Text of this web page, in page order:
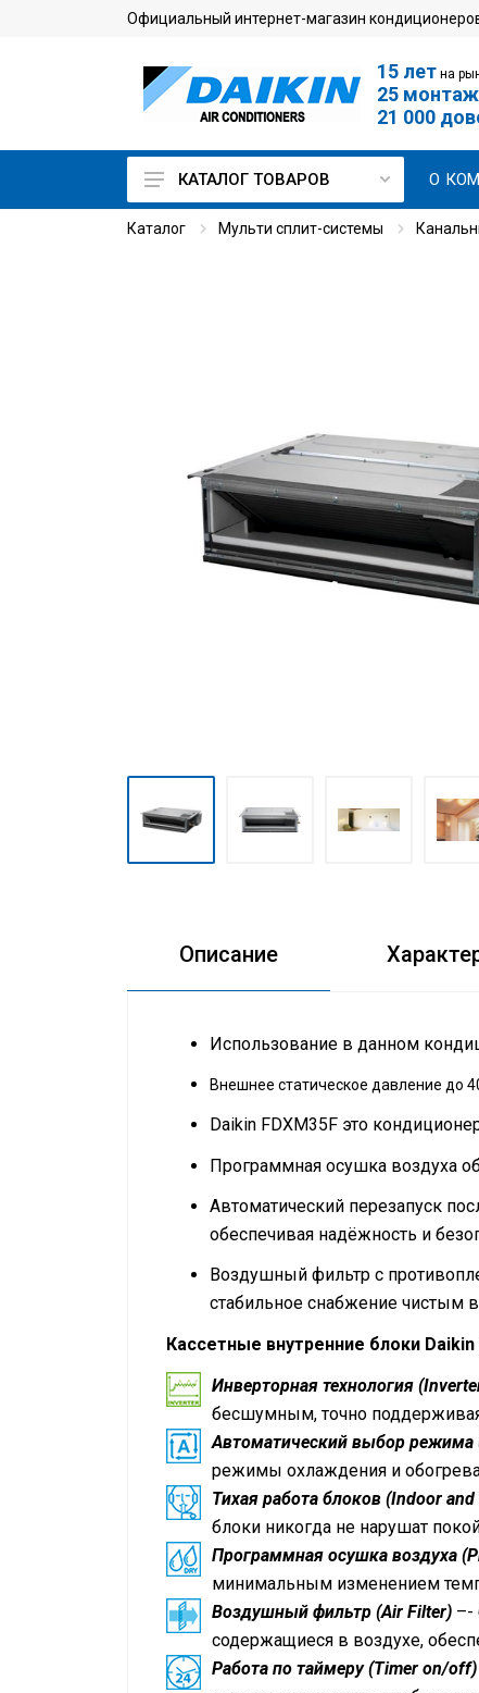
Официальный интернет-магазин
15 лет на
25
21 000
Кондиционеры для дома
Чиллеры и фанкойлы
Очистители воздуха
Аксессуары
КАТАЛОГ ТОВАРОВ О
Каталог Мульти сплит-системы
Описание
Использование в данном
Внешнее статическое давление до
Daikin FDXM35F это
Программная осушка воздуха
Автоматический перезапуск
обеспечивая надёжность и
Воздушный фильтр с
стабильное снабжение чистым
Кассетные внутренние блоки Daikin
Инверторная технология
бесшумным, точно
Автоматический выбор режима
режимы охлаждения и
Тихая работа блоков (Indoor
блоки никогда не нарушат
Программная осушка воздуха
минимальным изменением
Воздушный фильтр (Air Filter) –-
содержащиеся в воздухе,
Работа по таймеру (Timer on/off)